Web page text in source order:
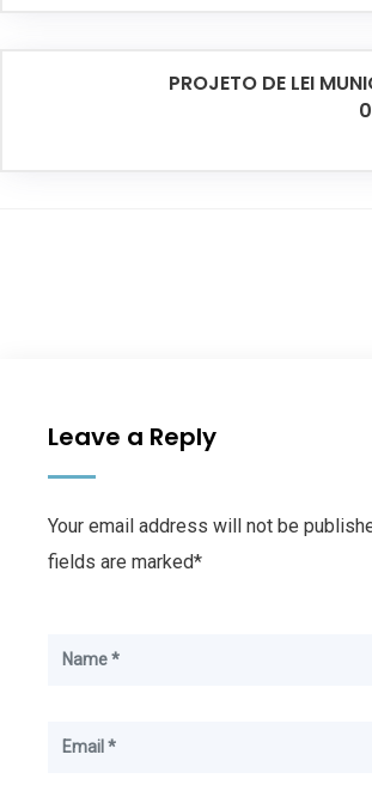
PROJETO DE LEI
Leave a Reply
Your email address will not be
fields are marked*